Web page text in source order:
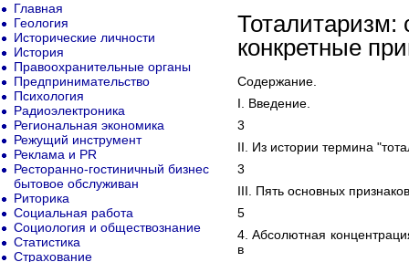
конкретные
Содержание.
I. Введение.
3
II. Из истории термина
3
III. Пять основных
5
4. Абсолютная
в
Главная
Геология
Исторические личности
История
Правоохранительные органы
Предпринимательство
Психология
Радиоэлектроника
Региональная экономика
Режущий инструмент
Реклама и PR
Ресторанно-гостиничный бизнес
бытовое обслуживан
Риторика
Социальная работа
Социология и обществознание
Статистика
Страхование